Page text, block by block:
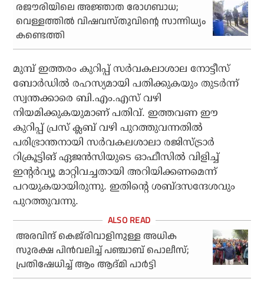
രജൗരിയിലെ അജ്ഞാത രോഗബാധ;
വെള്ളത്തില്‍ വിഷവസ്തുവിന്റെ സാന്നിധ്യം
കണ്ടെത്തി
മുമ്പ് ഇത്തരം കുറിപ്പ് സർവകലാശാല നോട്ടീസ്
ബോർഡിൽ രഹസ്യമായി പതിക്കുകയും തുടർന്ന്
സ്വന്തക്കാരെ ബി.എം.എസ് വഴി
നിയമിക്കുകയുമാണ് പതിവ്. ഇത്തവണ ഈ
കുറിപ്പ് പ്രസ് ക്ലബ് വഴി പുറത്തുവന്നതിൽ
പരിഭ്രാന്തനായി സർവകലശാലാ രജിസ്ട്രാർ
റിക്രൂട്ടിങ് ഏജൻസിയുടെ ഓഫീസിൽ വിളിച്ച്
ഇൻ്റർവ്യൂ മാറ്റിവച്ചതായി അറിയിക്കണമെന്ന്
പറയുകയായിരുന്നു. ഇതിന്റെ ശബ്ദസന്ദേശവും
പുറത്തുവന്നു.
അരവിന്ദ് കെജ്‌രിവാളിനുള്ള അധിക
സുരക്ഷ പിന്‍വലിച്ച് പഞ്ചാബ് പൊലീസ്;
പ്രതിഷേധിച്ച് ആം ആദ്മി പാര്‍ട്ടി